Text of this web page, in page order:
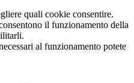
quali cookie consentire.
il funzionamento della
al funzionamento potete